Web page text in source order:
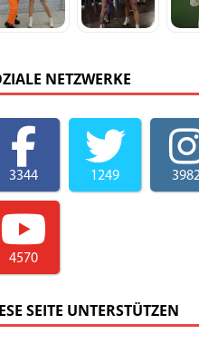
NETZWERKE
3344 1249
4570
SEITE UNTERSTÜTZEN